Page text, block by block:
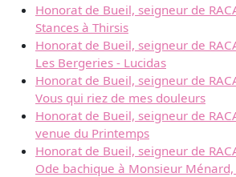
Honorat de Bueil, seigneur de
Stances à Thirsis
Honorat de Bueil, seigneur de
Les Bergeries - Lucidas
Honorat de Bueil, seigneur de
Vous qui riez de mes douleurs
Honorat de Bueil, seigneur de
venue du Printemps
Honorat de Bueil, seigneur de
Ode bachique à Monsieur